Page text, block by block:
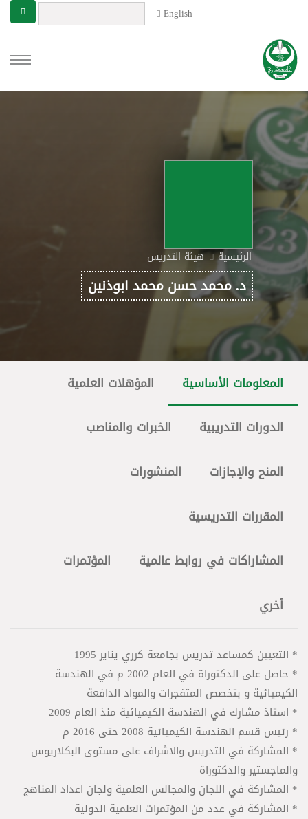
English
الرئيسية هيئة التدريس
د. محمد حسن محمد ابوذنين
المعلومات الأساسية المؤهلات العلمية
الدورات التدريبية الخبرات والمناصب
المنح والإجازات المنشورات
المقررات التدريسية
المشاراكات في روابط عالمية المؤتمرات
أخري
* التعيين كمساعد تدريس بجامعة كرري يناير 1995
* حاصل على الدكتوراة في العام 2002 م في الهندسة
الكيميائية و بتخصص المتفجرات والمواد الدافعة
* استاذ مشارك في الهندسة الكيميائية منذ العام 2009
* رئيس قسم الهندسة الكيميائية 2008 حتى 2016 م
* المشاركة في التدريس والاشراف على مستوى البكلاريوس
والماجستير والدكتوراة
* المشاركة في اللجان والمجالس العلمية ولجان اعداد المناهج
* المشاركة في عدد من المؤتمرات العلمية الدولية